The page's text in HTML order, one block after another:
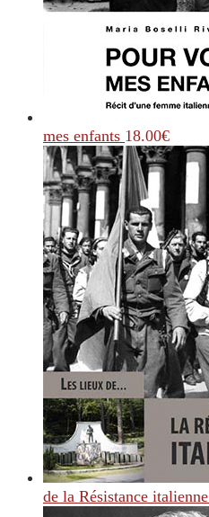
mes enfants 18.00€
de la Résistance italienne